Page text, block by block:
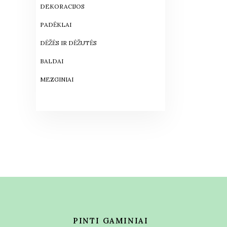
DEKORACIJOS
PADĖKLAI
DĖŽĖS IR DĖŽUTĖS
BALDAI
MEZGINIAI
PINTI GAMINIAI